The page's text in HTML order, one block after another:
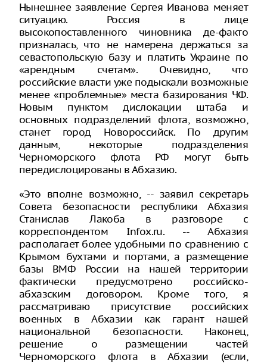
Нынешнее заявление Сергея Иванова меняет
ситуацию. Россия в лице
высокопоставленного чиновника де-факто
призналась, что не намерена держаться за
севастопольскую базу и платить Украине по
«арендным счетам». Очевидно, что
российские власти уже подыскали возможные
менее «проблемные» места базирования ЧФ.
Новым пунктом дислокации штаба и
основных подразделений флота, возможно,
станет город Новороссийск. По другим
данным, некоторые подразделения
Черноморского флота РФ могут быть
передислоцированы в Абхазию.
«Это вполне возможно, -- заявил секретарь
Совета безопасности республики Абхазия
Станислав Лакоба в разговоре с
корреспондентом Infox.ru. -- Абхазия
располагает более удобными по сравнению с
Крымом бухтами и портами, а размещение
базы ВМФ России на нашей территории
фактически предусмотрено российско-
абхазским договором. Кроме того, я
рассматриваю присутствие российских
военных в Абхазии как гарант нашей
национальной безопасности. Наконец,
решение о размещении частей
Черноморского флота в Абхазии (если,